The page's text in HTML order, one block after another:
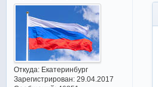
Откуда:Екатеринбург
Зарегистрирован: 29.04.2017